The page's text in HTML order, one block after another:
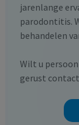
jarenlange
parodontitis.
behandelen
Wilt u
gerust